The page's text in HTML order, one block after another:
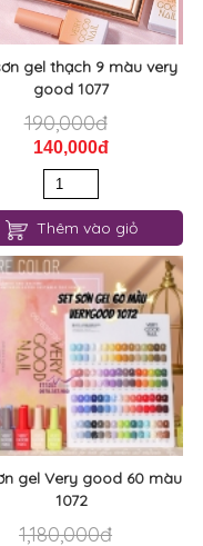
gel thạch 9 màu very
good 1077
190,000đ
140,000đ
Thêm vào giỏ
gel Very good 60 màu
1072
1,180,000đ